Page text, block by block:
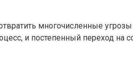
многочисленные
и постепенный переход